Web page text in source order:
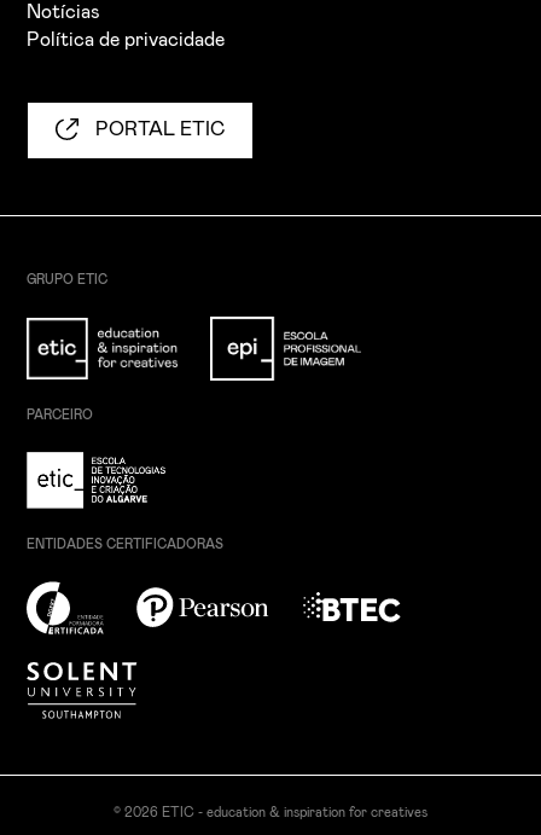
Notícias
Política de privacidade
PORTAL ETIC
GRUPO ETIC
PARCEIRO
ENTIDADES CERTIFICADORAS
© 2026 ETIC - education & inspiration for creatives